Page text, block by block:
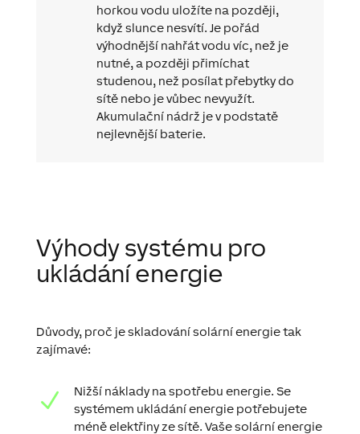
horkou vodu uložíte na později,
když slunce nesvítí. Je pořád
výhodnější nahřát vodu víc, než je
nutné, a později přimíchat
studenou, než posílat přebytky do
sítě nebo je vůbec nevyužít.
Akumulační nádrž je v podstatě
nejlevnější baterie.
Výhody systému pro
ukládání energie
Důvody, proč je skladování solární energie tak
zajímavé:
N
Nižší náklady na spotřebu energie. Se
systémem ukládání energie potřebujete
méně elektřiny ze sítě. Vaše solární energie